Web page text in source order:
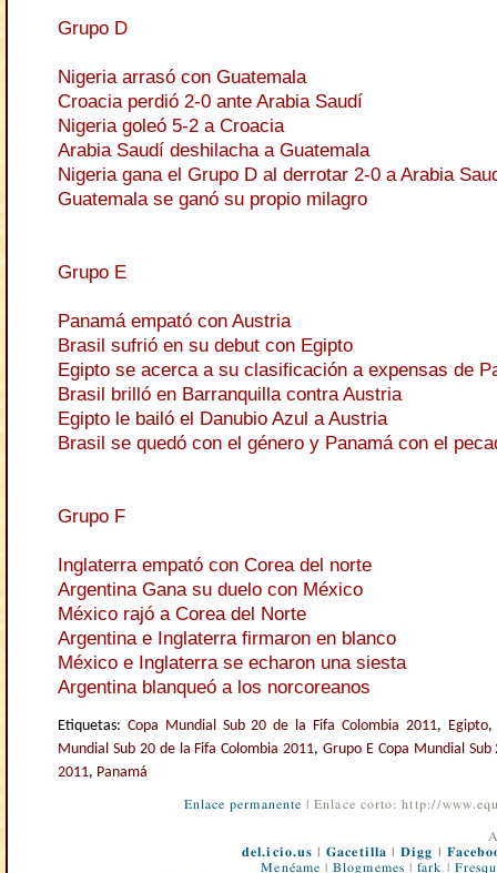
Grupo D
Nigeria arrasó con Guatemala
Croacia perdió 2-0 ante Arabia Saudí
Nigeria goleó 5-2 a Croacia
Arabia Saudí deshilacha a Guatemala
Nigeria gana el Grupo D al derrotar 2-0 a Arabia
Guatemala se ganó su propio milagro
Grupo E
Panamá empató con Austria
Brasil sufrió en su debut con Egipto
Egipto se acerca a su clasificación a expensas de
Brasil brilló en Barranquilla contra Austria
Egipto le bailó el Danubio Azul a Austria
Brasil se quedó con el género y Panamá con el
Grupo F
Inglaterra empató con Corea del norte
Argentina Gana su duelo con México
México rajó a Corea del Norte
Argentina e Inglaterra firmaron en blanco
México e Inglaterra se echaron una siesta
Argentina blanqueó a los norcoreanos
Etiquetas: Copa Mundial Sub 20 de la Fifa Colombia 2011, Egipto
Mundial Sub 20 de la Fifa Colombia 2011,Grupo E Copa Mundial
2011, Panamá
Enlace permanente | Enlace corto: http://
del.icio.us |Gacetilla |Digg
Menéame |Blogmemes |fark